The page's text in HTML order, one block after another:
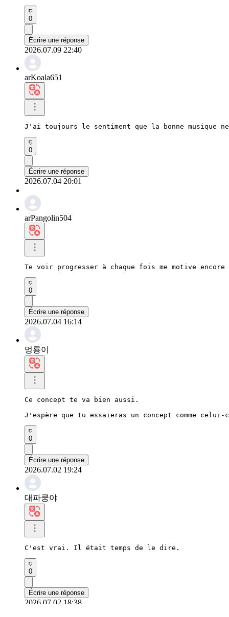
0
Écrire une réponse
2026.07.09 22:40
arKoala651
J'ai toujours le sentiment que la bonne musique
0
Écrire une réponse
2026.07.04 20:01
arPangolin504
Te voir progresser à chaque fois me motive
0
Écrire une réponse
2026.07.04 16:14
멍룡이
Ce concept te va bien aussi.
J'espère que tu essaieras un concept comme
0
Écrire une réponse
2026.07.02 19:24
대파쿵야
C'est vrai. Il était temps de le dire.
0
Écrire une réponse
2026.07.02 18:38